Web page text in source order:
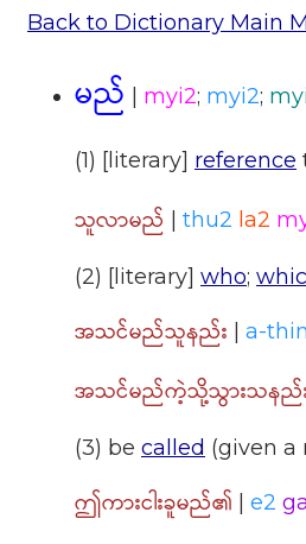
Back to Dictionary Main
မည် | myi2; myi2;
(1) [literary] reference
သူလာမည် | thu2 la2
(2) [literary] who;
အသင်မည်သူနည်း | a-
အသင်မည်ကဲ့သို့သွားသနည်
(3) be called (given a
ဤကားငါးခူမည်၏ | e2